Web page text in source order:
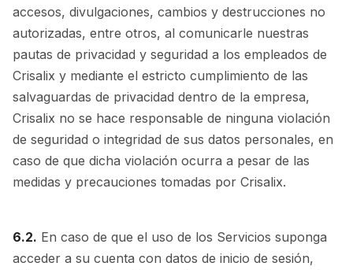
accesos, divulgaciones, cambios y destrucciones no
autorizadas, entre otros, al comunicarle nuestras
pautas de privacidad y seguridad a los empleados de
Crisalix y mediante el estricto cumplimiento de las
salvaguardas de privacidad dentro de la empresa,
Crisalix no se hace responsable de ninguna violación
de seguridad o integridad de sus datos personales, en
caso de que dicha violación ocurra a pesar de las
medidas y precauciones tomadas por Crisalix.
6.2. En caso de que el uso de los Servicios suponga
acceder a su cuenta con datos de inicio de sesión,